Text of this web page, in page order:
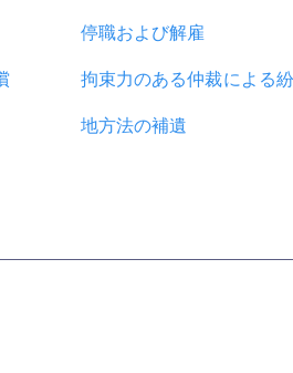
停職および解雇
拘束力のある仲裁による
地方法の補遺